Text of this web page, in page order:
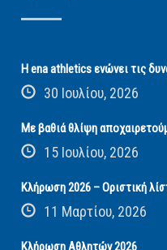
Η ena athletics ενώνει τις
30 Ιουλίου, 2026
Με βαθιά θλίψη
15 Ιουλίου, 2026
Κλήρωση 2026 – Οριστική
11 Μαρτίου, 2026
Κλήρωση Αθλητών 2026